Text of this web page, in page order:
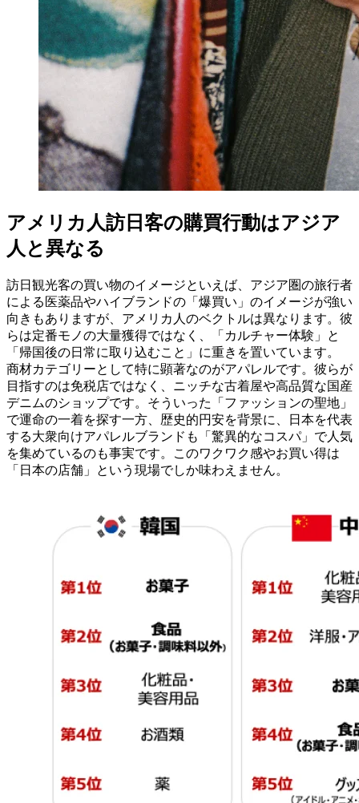
アメリカ人訪日客の購買行動はアジア
人と異なる
訪日観光客の買い物のイメージといえば、アジア圏の旅行者
による医薬品やハイブランドの「爆買い」のイメージが強い
向きもありますが、アメリカ人のベクトルは異なります。彼
らは定番モノの大量獲得ではなく、「カルチャー体験」と
「帰国後の日常に取り込むこと」に重きを置いています。
商材カテゴリーとして特に顕著なのがアパレルです。彼らが
目指すのは免税店ではなく、ニッチな古着屋や高品質な国産
デニムのショップです。そういった「ファッションの聖地」
で運命の一着を探す一方、歴史的円安を背景に、日本を代表
する大衆向けアパレルブランドも「驚異的なコスパ」で人気
を集めているのも事実です。このワクワク感やお買い得は
「日本の店舗」という現場でしか味わえません。